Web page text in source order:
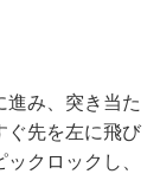
進み、突き当た
ぐ先を左に飛び
クロックし、